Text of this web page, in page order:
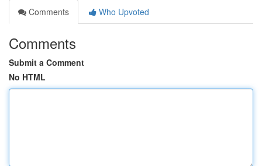
Comments
Who Upvoted
Comments
Submit a Comment
No HTML